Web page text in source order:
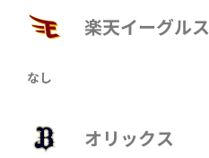
楽天イーグルス
なし
オリックス